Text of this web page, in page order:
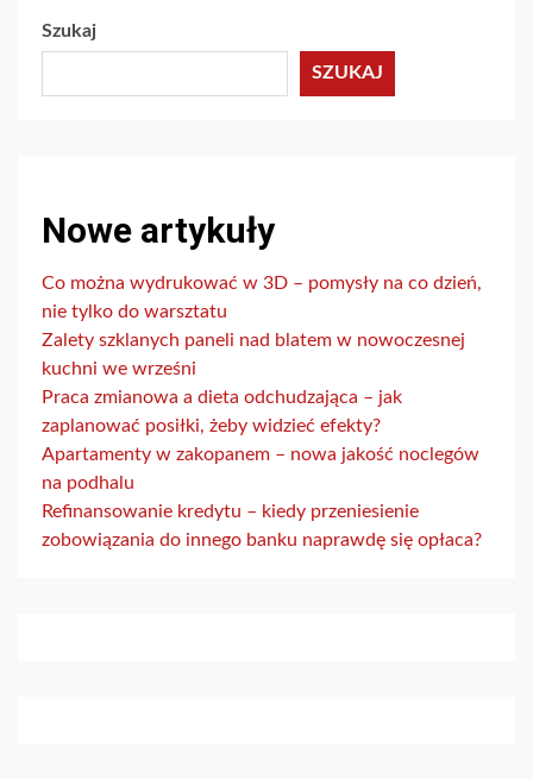
Szukaj
SZUKAJ
Nowe artykuły
Co można wydrukować w 3D – pomysły na co dzień,
nie tylko do warsztatu
Zalety szklanych paneli nad blatem w nowoczesnej
kuchni we wrześni
Praca zmianowa a dieta odchudzająca – jak
zaplanować posiłki, żeby widzieć efekty?
Apartamenty w zakopanem – nowa jakość noclegów
na podhalu
Refinansowanie kredytu – kiedy przeniesienie
zobowiązania do innego banku naprawdę się opłaca?